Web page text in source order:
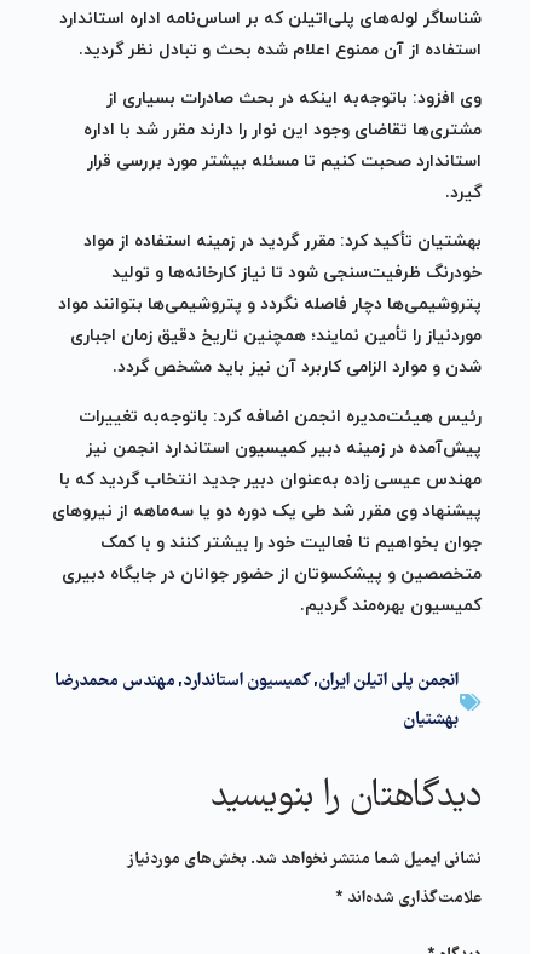
شناساگر لوله‌های پلی‌اتیلن که بر اساس‌نامه اداره استاندارد
استفاده از آن ممنوع اعلام شده بحث و تبادل نظر گردید.
وی افزود: باتوجه‌به اینکه در بحث صادرات بسیاری از
مشتری‌ها تقاضای وجود این نوار را دارند مقرر شد با اداره
استاندارد صحبت کنیم تا مسئله بیشتر مورد بررسی قرار
گیرد.
بهشتیان تأکید کرد: مقرر گردید در زمینه استفاده از مواد
خودرنگ ظرفیت‌سنجی شود تا نیاز کارخانه‌ها و تولید
پتروشیمی‌ها دچار فاصله نگردد و پتروشیمی‌ها بتوانند مواد
موردنیاز را تأمین نمایند؛ همچنین تاریخ دقیق زمان اجباری
شدن و موارد الزامی کاربرد آن نیز باید مشخص گردد.
رئیس هیئت‌مدیره انجمن اضافه کرد: باتوجه‌به تغییرات
پیش‌آمده در زمینه دبیر کمیسیون استاندارد انجمن نیز
مهندس عیسی زاده به‌عنوان دبیر جدید انتخاب گردید که با
پیشنهاد وی مقرر شد طی یک دوره دو یا سه‌ماهه از نیروهای
جوان بخواهیم تا فعالیت خود را بیشتر کنند و با کمک
متخصصین و پیشکسوتان از حضور جوانان در جایگاه دبیری
کمیسیون بهره‌مند گردیم.
انجمن پلی اتیلن ایران,کمیسیون استاندارد,مهندس محمدرضا
بهشتیان
دیدگاهتان را بنویسید
نشانی ایمیل شما منتشر نخواهد شد. بخش‌های موردنیاز
علامت‌گذاری شده‌اند *